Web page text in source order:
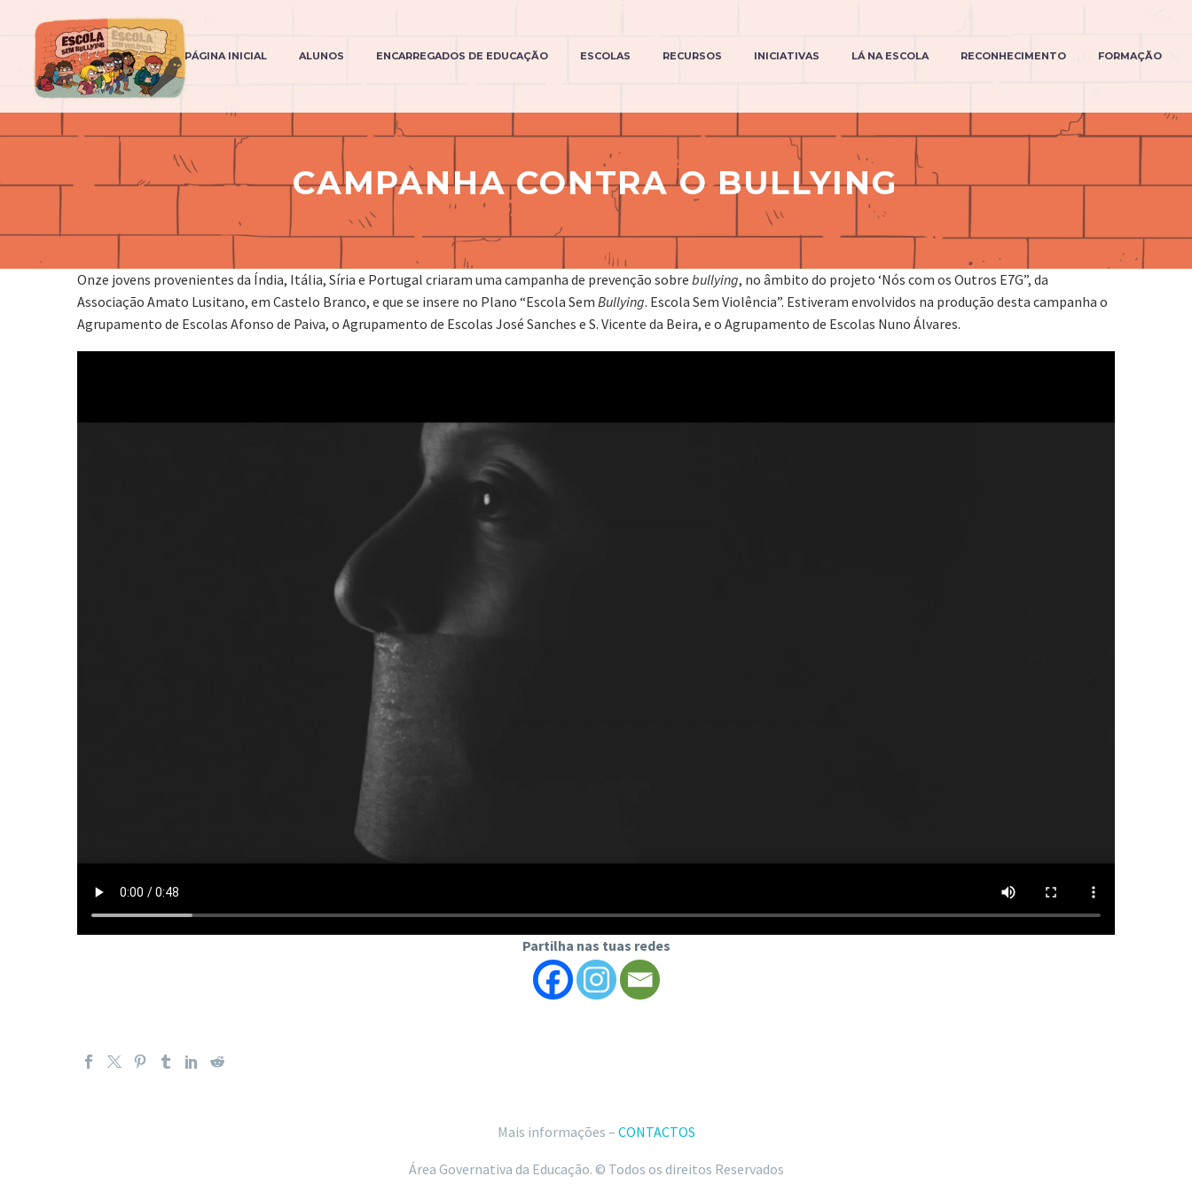
PÁGINA INICIAL ALUNOS ENCARREGADOS DE EDUCAÇÃO ESCOLAS RECURSOS INICIATIVAS LÁ NA ESCOLA RECONHECIMENTO FORMAÇÃO
CAMPANHA CONTRA O BULLYING
Onze jovens provenientes da Índia, Itália, Síria e Portugal criaram uma campanha de prevenção sobre bullying, no âmbito do projeto ‘Nós com os Outros E7G”, da
Associação Amato Lusitano, em Castelo Branco, e que se insere no Plano “Escola Sem Bullying. Escola Sem Violência”. Estiveram envolvidos na produção desta campanha o
Agrupamento de Escolas Afonso de Paiva, o Agrupamento de Escolas José Sanches e S. Vicente da Beira, e o Agrupamento de Escolas Nuno Álvares.
Partilha nas tuas redes
Mais informações – CONTACTOS
Área Governativa da Educação. © Todos os direitos Reservados